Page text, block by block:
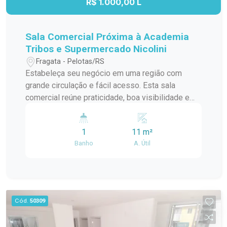
R$ 1.000,00 L
Sala Comercial Próxima à Academia
Tribos e Supermercado Nicolini
Fragata - Pelotas/RS
Estabeleça seu negócio em uma região com
grande circulação e fácil acesso. Esta sala
comercial reúne praticidade, boa visibilidade e
ambiente ideal para empresas que desejam estar
próximas de seus clientes e fortalecer sua
presença comercial. Localização: Localizada na
conhecida pelo intenso fluxo de pessoas e
veículos, oferecendo conveniência e facilidade
de acesso no dia a dia. Descrição do imóvel: Com
1
Banho
11 m²
A. Útil
Cód. 50309